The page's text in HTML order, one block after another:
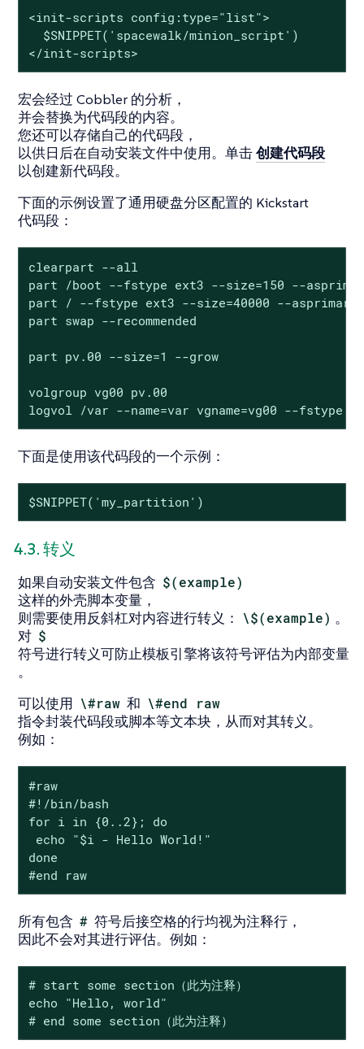
<init-scripts config:type="list">
  $SNIPPET('spacewalk/minion_script')
</init-scripts>
宏会经过 Cobbler 的分析，
并会替换为代码段的内容。
您还可以存储自己的代码段，
以供日后在自动安装文件中使用。单击创建代码段
以创建新代码段。
下面的示例设置了通用硬盘分区配置的 Kickstart
代码段：
clearpart --all
part /boot --fstype ext3 --size=150 --
part / --fstype ext3 --size=40000 --asprimary
part swap --recommended
part pv.00 --size=1 --grow
volgroup vg00 pv.00
logvol /var --name=var vgname=vg00 --fstype
下面是使用该代码段的一个示例：
$SNIPPET('my_partition')
4.3. 转义
如果自动安装文件包含 $(example)
这样的外壳脚本变量，
则需要使用反斜杠对内容进行转义：
\$(example) 。
对 $
符号进行转义可防止模板引擎将该符号评估为内部变量
。
可以使用 \#raw 和 \#end raw
指令封装代码段或脚本等文本块，从而对其转义。
例如：
#raw
#!/bin/bash
for i in {0..2}; do
echo "$i - Hello World!"
done
#end raw
所有包含 # 符号后接空格的行均视为注释行，
因此不会对其进行评估。例如：
# start some section（此为注释）
echo "Hello, world"
# end some section（此为注释）